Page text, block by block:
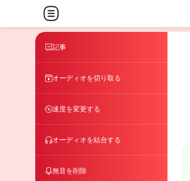
記事
オーディオを切り取る
速度を変更する
オーディオを結合する
無音を削除